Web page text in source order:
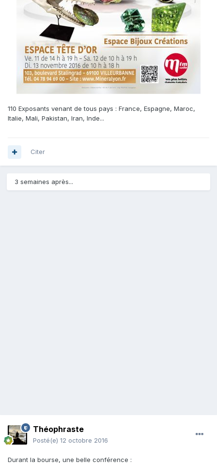
110 Exposants venant de tous pays : France, Espagne, Maroc,
Italie, Mali, Pakistan, Iran, Inde...
Citer
3 semaines après...
Théophraste
Posté(e) 12 octobre 2016
Durant la bourse, une belle conférence :